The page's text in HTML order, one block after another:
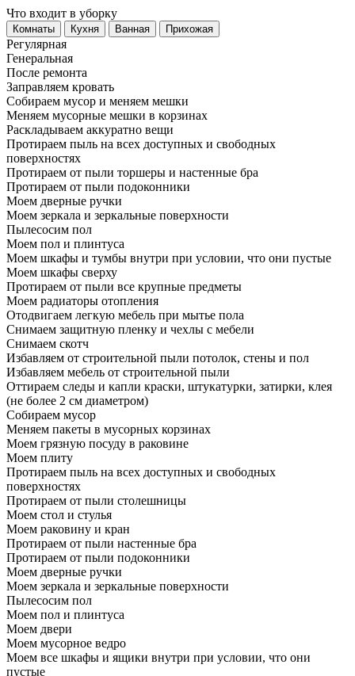
Что входит в уборку
Регу­лярная
Гене­ральная
После ремонта
Заправляем кровать
Собираем мусор и меняем мешки
Меняем мусорные мешки в корзинах
Раскладываем аккуратно вещи
Протираем пыль на всех доступных и свободных
поверхностях
Протираем от пыли торшеры и настенные бра
Протираем от пыли подоконники
Моем дверные ручки
Моем зеркала и зеркальные поверхности
Пылесосим пол
Моем пол и плинтуса
Моем шкафы и тумбы внутри при условии, что они пустые
Моем шкафы сверху
Протираем от пыли все крупные предметы
Моем радиаторы отопления
Отодвигаем легкую мебель при мытье пола
Снимаем защитную пленку и чехлы с мебели
Снимаем скотч
Избавляем от строительной пыли потолок, стены и пол
Избавляем мебель от строительной пыли
Оттираем следы и капли краски, штукатурки, затирки, клея
(не более 2 см диаметром)
Собираем мусор
Меняем пакеты в мусорных корзинах
Моем грязную посуду в раковине
Моем плиту
Протираем пыль на всех доступных и свободных
поверхностях
Протираем от пыли столешницы
Моем стол и стулья
Моем раковину и кран
Протираем от пыли настенные бра
Протираем от пыли подоконники
Моем дверные ручки
Моем зеркала и зеркальные поверхности
Пылесосим пол
Моем пол и плинтуса
Моем двери
Моем мусорное ведро
Моем все шкафы и ящики внутри при условии, что они
пустые